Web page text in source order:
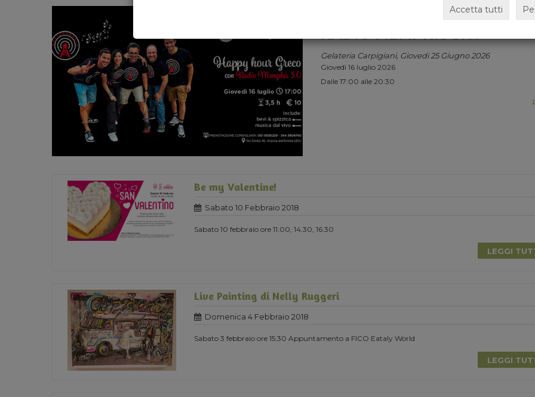
HAPPY HOUR GRECO CON
RADIO MEMPHIS 3.0.
Gelateria Carpigiani, Giovedi 25 Giugno 2026
Giovedì 16 luglio 2026
Dalle 17:00 alle 20:30
Be my Valentine!
Sabato 10 Febbraio 2018
Sabato 10 febbraio ore 11.00, 14.30, 16.30
LEGGI
Live Painting di Nelly Ruggeri
Domenica 4 Febbraio 2018
Sabato 3 febbraio ore 15:30 Appuntamento a FICO Eataly World
LEGGI
Accetta tutti